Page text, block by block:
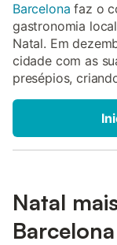
Barcelona faz o
gastronomia
Natal. Em
cidade com as
presépios,
Natal
Barcelona